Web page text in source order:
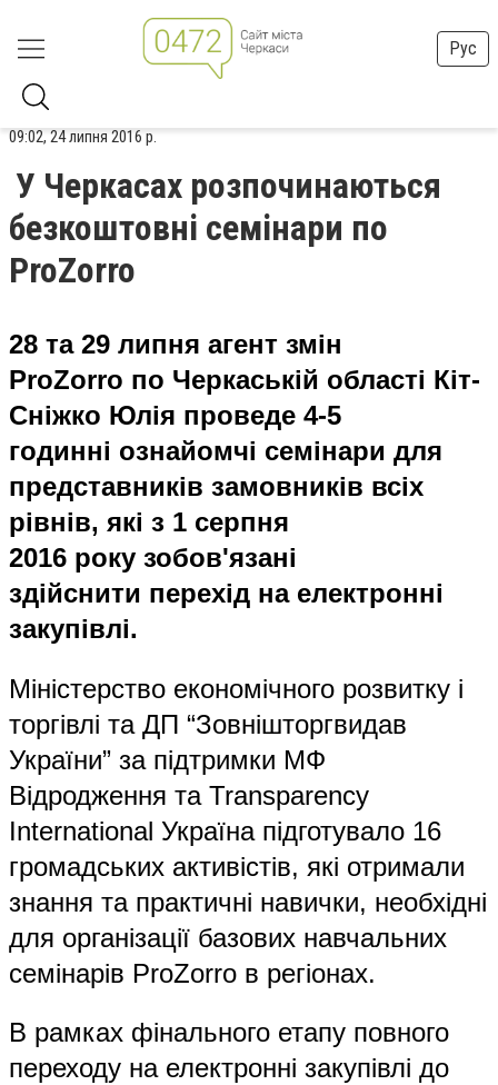
Рус
09:02, 24 липня 2016 р.
У Черкасах розпочинаються
безкоштовні семінари по
ProZorro
28 та 29 липня агент змін
ProZorro по Черкаській області Кіт-
Сніжко Юлія проведе 4-5
годинні ознайомчі семінари для
представників замовників всіх
рівнів, які з 1 серпня
2016 року зобов'язані
здійснити перехід на електронні
закупівлі.
Міністерство економічного розвитку і
торгівлі та ДП “Зовнішторгвидав
України” за підтримки МФ
Відродження та Transparency
International Україна підготувало 16
громадських активістів, які отримали
знання та практичні навички, необхідні
для організації базових навчальних
семінарів ProZorro в регіонах.
В рамках фінального етапу повного
переходу на електронні закупівлі до